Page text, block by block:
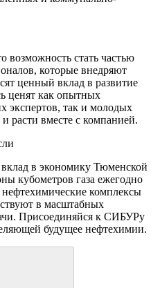
стать частью
которые внедряют
ценный вклад в развитие
ценят как опытных
экспертов, так и молодых
расти вместе с компанией.
в экономику Тюменской
кубометров газа ежегодно
комплексы
в масштабных
Присоединяйся к СИБУРу
будущее нефтехимии.